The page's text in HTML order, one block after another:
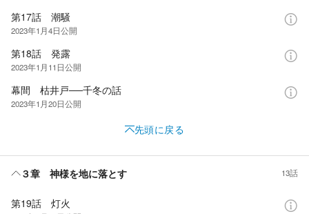
第17話 潮騒
2023年1月4日公開
第18話 発露
2023年1月11日公開
幕間 枯井戸──千冬の話
2023年1月20日公開
先頭に戻る
３章 神様を地に落とす 13話
第19話 灯火